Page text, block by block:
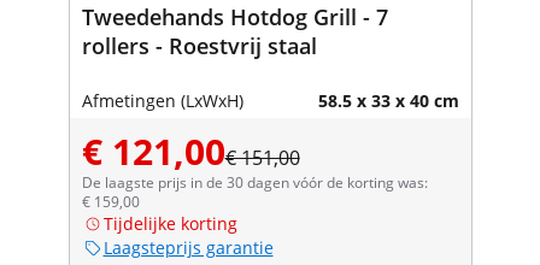
Tweedehands Hotdog Grill - 7
rollers - Roestvrij staal
Afmetingen (LxWxH) 58.5 x 33 x 40 cm
€ 121,00€ 151,00
De laagste prijs in de 30 dagen vóór de korting was:
€ 159,00
Tijdelijke korting
Laagsteprijs garantie